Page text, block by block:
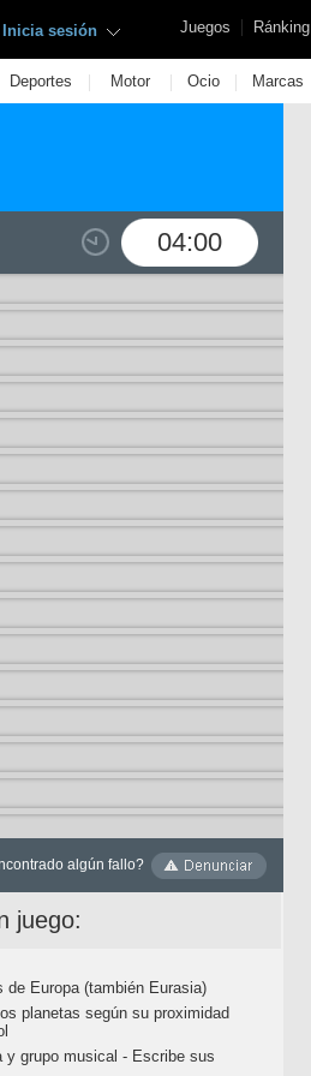
Juegos | Ránking
Inicia sesión
Deportes | Motor | Ocio | Marcas
04:00
algún fallo?
juego:
de Europa (también Eurasia)
planetas según su proximidad
y grupo musical - Escribe sus